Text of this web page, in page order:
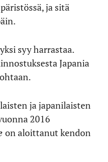
ja sitä
syy harrastaa.
Japania
ja japanilaisten
2016
on aloittanut kendon